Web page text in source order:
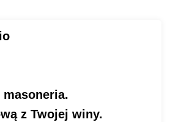
a.
z Twojej winy.